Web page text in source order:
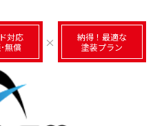
対応
無償
×
納得！最適な
塗装プラン